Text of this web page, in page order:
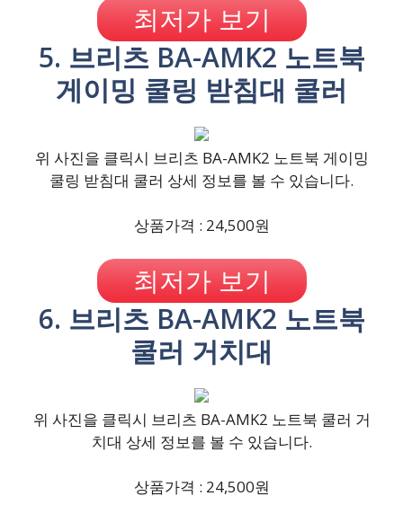
최저가 보기
5. 브리츠 BA-AMK2 노트북
게이밍 쿨링 받침대 쿨러
위 사진을 클릭시 브리츠 BA-AMK2 노트북 게이밍
쿨링 받침대 쿨러 상세 정보를 볼 수 있습니다.
상품가격 : 24,500원
최저가 보기
6. 브리츠 BA-AMK2 노트북
쿨러 거치대
위 사진을 클릭시 브리츠 BA-AMK2 노트북 쿨러 거
치대 상세 정보를 볼 수 있습니다.
상품가격 : 24,500원